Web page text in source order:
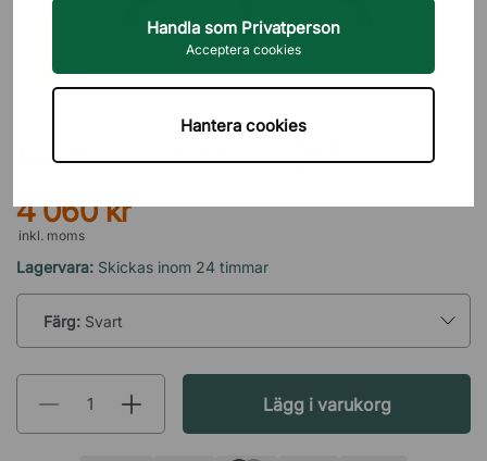
Handla som Privatperson
Acceptera cookies
Hantera cookies
Konferensstol Ergo 285
4 060 kr
inkl. moms
Lagervara: Skickas inom 24 timmar
Färg: Svart
Lägg i varukorg